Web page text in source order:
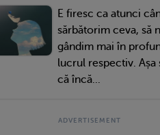
E firesc ca atunci
sărbătorim ceva, să
gândim mai în
lucrul respectiv. Așa
că încă...